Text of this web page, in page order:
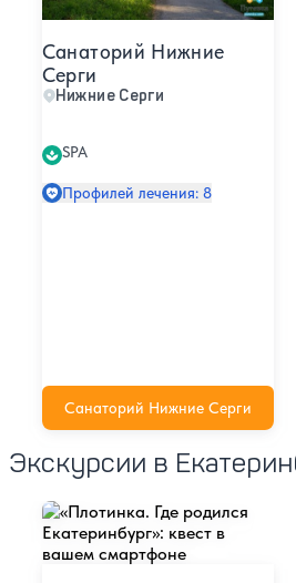
Санаторий Нижние
Серги
Нижние Серги
SPA
Профилей лечения: 8
Санаторий Нижние Серги
Экскурсии в